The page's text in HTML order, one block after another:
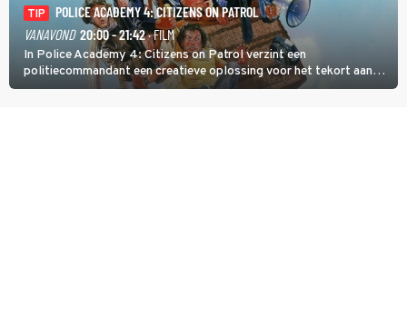
TIP
POLICE ACADEMY 4: CITIZENS ON PATROL
VANAVOND 20:00 - 21:42· FILM
In Police Academy 4: Citizens on Patrol verzint een
politiecommandant een creatieve oplossing voor het tekort aan
agenten.